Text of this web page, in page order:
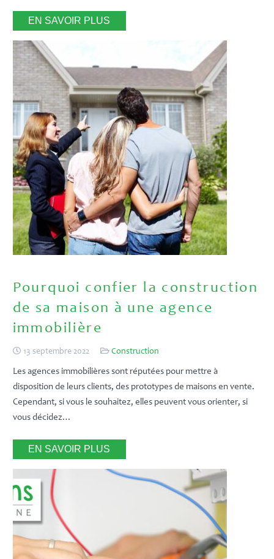
EN SAVOIR PLUS
Pourquoi confier la construction
de sa maison à une agence
immobilière
13 septembre 2022 Construction
Les agences immobilières sont réputées pour mettre à
disposition de leurs clients, des prototypes de maisons en vente.
Cependant, si vous le souhaitez, elles peuvent vous orienter, si
vous décidez…
EN SAVOIR PLUS